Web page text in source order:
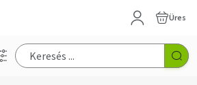
Üres